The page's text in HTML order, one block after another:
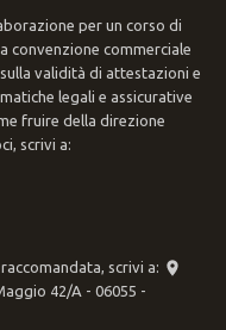
per un corso di
convenzione commerciale
validità di attestazioni e
legali e assicurative
fruire della direzione
scrivi a:
scrivi a:
42/A - 06055 -